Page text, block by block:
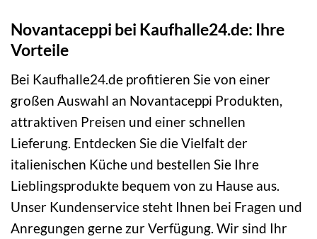
Novantaceppi bei Kaufhalle24.de: Ihre
Vorteile
Bei Kaufhalle24.de profitieren Sie von einer
großen Auswahl an Novantaceppi Produkten,
attraktiven Preisen und einer schnellen
Lieferung. Entdecken Sie die Vielfalt der
italienischen Küche und bestellen Sie Ihre
Lieblingsprodukte bequem von zu Hause aus.
Unser Kundenservice steht Ihnen bei Fragen und
Anregungen gerne zur Verfügung. Wir sind Ihr